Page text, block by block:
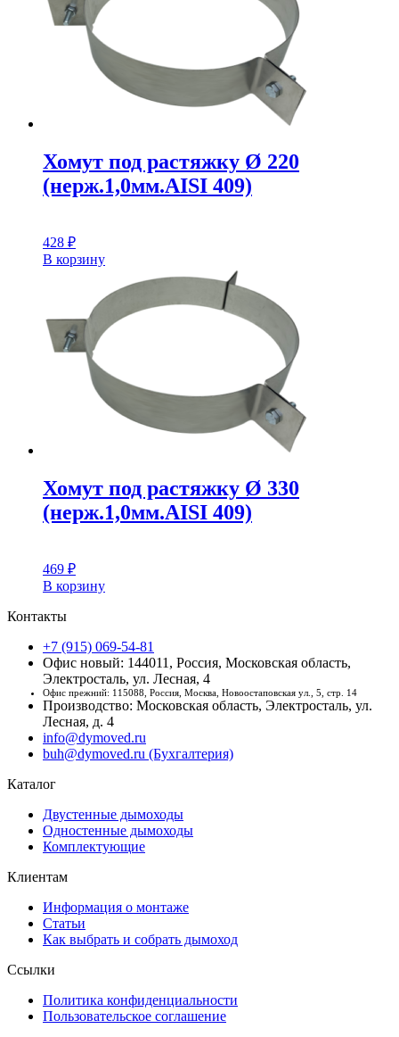
Хомут под растяжку Ø 220
(нерж.1,0мм.AISI 409)
428 ₽
В корзину
Хомут под растяжку Ø 330
(нерж.1,0мм.AISI 409)
469 ₽
В корзину
Контакты
+7 (915) 069-54-81
Офис новый: 144011, Россия, Московская область,
Электросталь, ул. Лесная, 4
Офис прежний: 115088, Россия, Москва, Новоостаповская ул., 5, стр. 14
Производство: Московская область, Электросталь, ул.
Лесная, д. 4
info@dymoved.ru
buh@dymoved.ru (Бухгалтерия)
Каталог
Двустенные дымоходы
Одностенные дымоходы
Комплектующие
Клиентам
Информация о монтаже
Статьи
Как выбрать и собрать дымоход
Ссылки
Политика конфиденциальности
Пользовательское соглашение